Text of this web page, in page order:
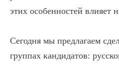
этих особенностей влияет
Сегодня мы предлагаем
группах кандидатов: